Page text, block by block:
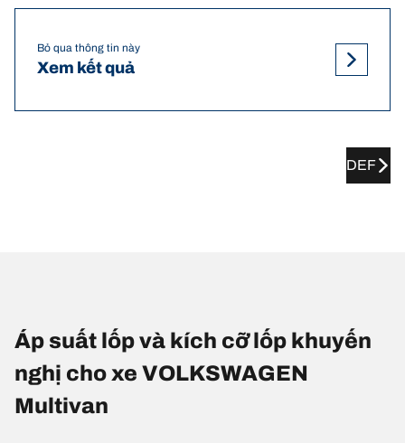
Bỏ qua thông tin này
Xem kết quả
DEF
Áp suất lốp và kích cỡ lốp khuyến
nghị cho xe VOLKSWAGEN
Multivan